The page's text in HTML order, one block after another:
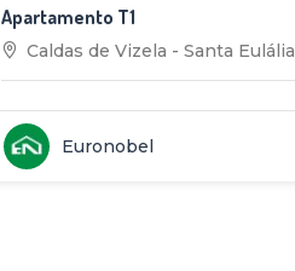
Apartamento T1
Caldas de Vizela - Santa Eulália
Euronobel